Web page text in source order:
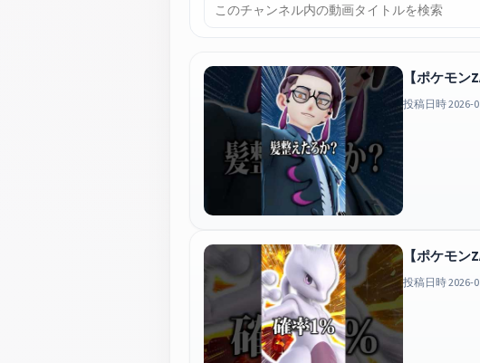
【ポケモン
投稿日時 2026-
【ポケモ
投稿日時 2026-